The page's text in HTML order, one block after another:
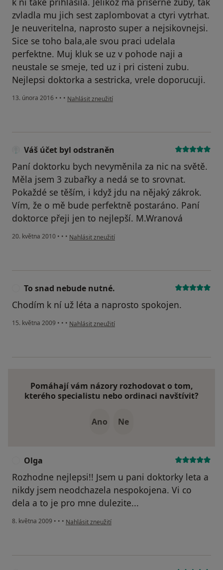
zvladla mu jich sest zaplombovat a ctyri vytrhat.
Je neuveritelna, naprosto super a nejsikovnejsi.
Sice se toho bala,ale svou praci udelala
perfektne. Muj kluk se uz v pohode naji a
neustale se smeje, ted uz i pri cisteni zubu.
Nejlepsi doktorka a sestricka, vrele doporucuji.
13. února 2016 • • • podle názoru uživatele Váš účet byl odstraněn
Nahlásit zneužití
Váš účet byl odstraněn
Paní doktorku bych nevyměnila za nic na světě.
Měla jsem 3 zubařky a nedá se to srovnat.
Pokaždé se těším, i když jdu na nějaký zákrok.
Vím, že o mě bude perfektně postaráno. Paní
doktorce přeji jen to nejlepší. M.Wranová
20. května 2010 • • • podle názoru uživatele Váš účet byl odstraněn
Nahlásit zneužití
To snad nebude nutné.
Chodím k ní už léta a naprosto spokojen.
15. května 2009 • • • podle názoru uživatele To snad nebude nutné.
Nahlásit zneužití
Pomáhají vám názory rozhodovat o tom,
kterého specialistu nebo ordinaci navštívit?
Ano Ne
Olga
Rozhodne nejlepsi!! Jsem u pani doktorky leta a
nikdy jsem neodchazela nespokojena. Vi co
dela a to je pro mne dulezite...
8. května 2009 • • • podle názoru uživatele Olga
Nahlásit zneužití